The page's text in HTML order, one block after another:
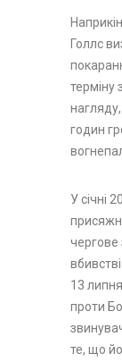
Голлс
терміну
годин
У січні
13
проти
те, що